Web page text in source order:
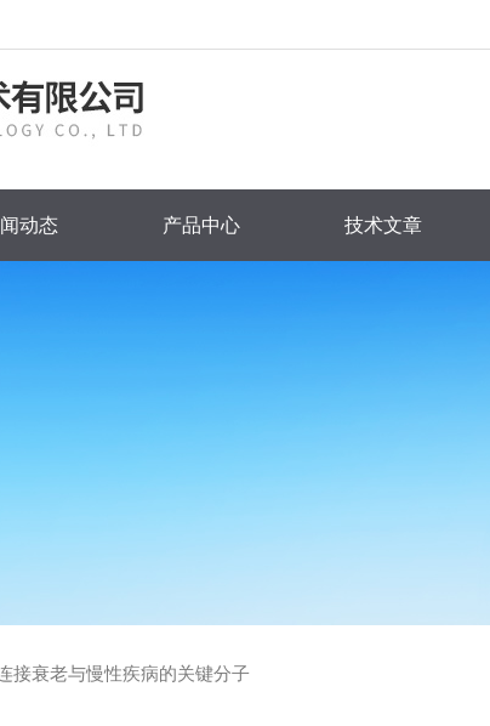
动态 产品中心 技术文章
接衰老与慢性疾病的关键分子